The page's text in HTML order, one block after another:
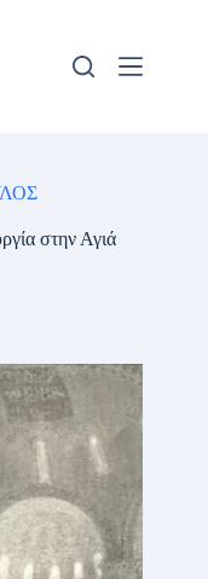
στην Αγιά